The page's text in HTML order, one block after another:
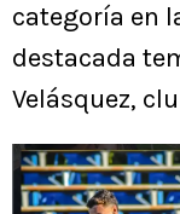
categoría en
destacada
Velásquez,